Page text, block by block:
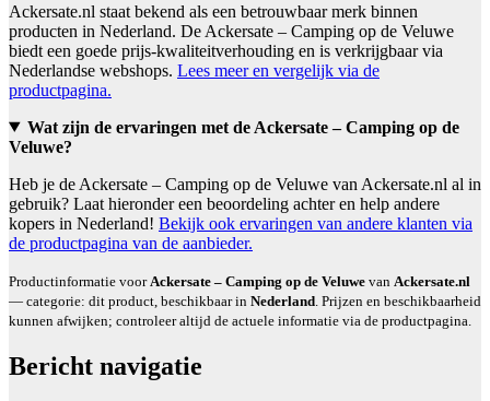
Ackersate.nl staat bekend als een betrouwbaar merk binnen
producten in Nederland. De Ackersate – Camping op de Veluwe
biedt een goede prijs-kwaliteitverhouding en is verkrijgbaar via
Nederlandse webshops. Lees meer en vergelijk via de
productpagina.
Wat zijn de ervaringen met de Ackersate – Camping op de
Veluwe?
Heb je de Ackersate – Camping op de Veluwe van Ackersate.nl al in
gebruik? Laat hieronder een beoordeling achter en help andere
kopers in Nederland! Bekijk ook ervaringen van andere klanten via
de productpagina van de aanbieder.
Productinformatie voor Ackersate – Camping op de Veluwe van Ackersate.nl
— categorie: dit product, beschikbaar in Nederland . Prijzen en beschikbaarheid
kunnen afwijken; controleer altijd de actuele informatie via de productpagina.
Bericht navigatie